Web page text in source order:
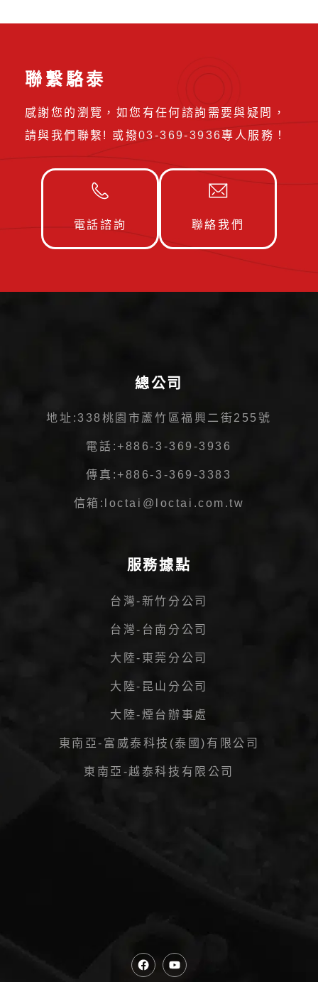
聯繫駱泰
感謝您的瀏覽，如您有任何諮詢需要與疑問，
請與我們聯繫! 或撥03-369-3936專人服務！
電話諮詢 聯絡我們
總公司
地址:338桃園市蘆竹區福興二街255號
電話:+886-3-369-3936
傳真:+886-3-369-3383
信箱: loctai@loctai.com.tw
服務據點
台灣-新竹分公司
台灣-台南分公司
大陸-東莞分公司
大陸-昆山分公司
大陸-煙台辦事處
東南亞-富威泰科技(泰國)有限公司
東南亞-越泰科技有限公司